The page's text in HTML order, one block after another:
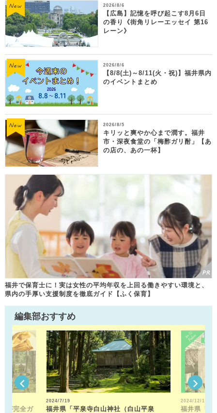
2026/8/6
【広島】記憶を呼び起こす8月6日
の香り《街角リレーエッセイ 第16
レーン》
2026/8/6
【8/8(土)～8/11(火・祝)】福井県内
のイベントまとめ
2026/8/5
キリッと爽やか心まで潤す。福井
市・深夜食堂の「梅酢ガリ酎」【あ
の店の、あの一杯】
福井で保育士に！実は女性の平均年収を上回る働きやすい環境と、
県内の手厚い支援制度を徹底ガイド【ふく保育】
編集部おすすめ
が完全ガ
2024/7/19
福井県「平泉寺白山神社（白山平泉
2024/12/13
福井県「福